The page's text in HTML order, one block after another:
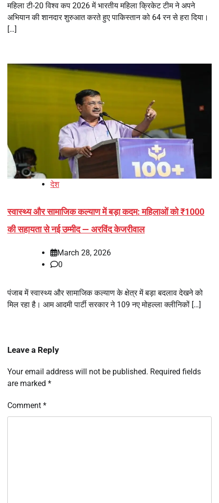
महिला टी-20 विश्व कप 2026 में भारतीय महिला क्रिकेट टीम ने अपने
अभियान की शानदार शुरुआत करते हुए पाकिस्तान को 64 रन से हरा दिया।
[…]
देश
स्वास्थ्य और सामाजिक कल्याण में बड़ा कदम: महिलाओं को ₹1000
की सहायता से नई उम्मीद — अरविंद केजरीवाल
March 28, 2026
0
पंजाब में स्वास्थ्य और सामाजिक कल्याण के क्षेत्र में बड़ा बदलाव देखने को
मिल रहा है। आम आदमी पार्टी सरकार ने 109 नए मोहल्ला क्लीनिकों […]
Leave a Reply
Your email address will not be published. Required fields
are marked *
Comment *